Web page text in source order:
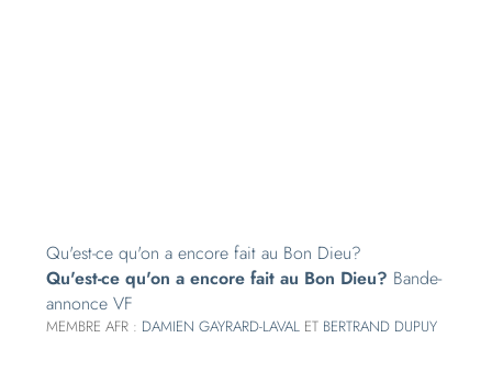
Qu'est-ce qu'on a encore fait au Bon Dieu?
Qu'est-ce qu'on a encore fait au Bon Dieu? Bande-
annonce VF
MEMBRE AFR : DAMIEN GAYRARD-LAVAL ET BERTRAND DUPUY